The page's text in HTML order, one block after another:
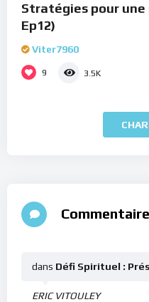
Stratégies pour une
Ep12)
Viter7960
9 3.5K
ERIC VITOULEY
dans Défi Spirituel :